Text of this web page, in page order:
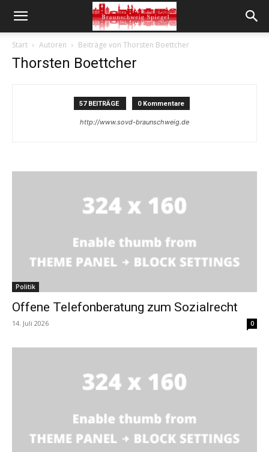
Start Autoren Beiträge von Thorsten Boettcher
Thorsten Boettcher
57 BEITRÄGE 0 Kommentare
http://www.sovd-braunschweig.de
Politik
Offene Telefonberatung zum Sozialrecht
14. Juli 2026 0